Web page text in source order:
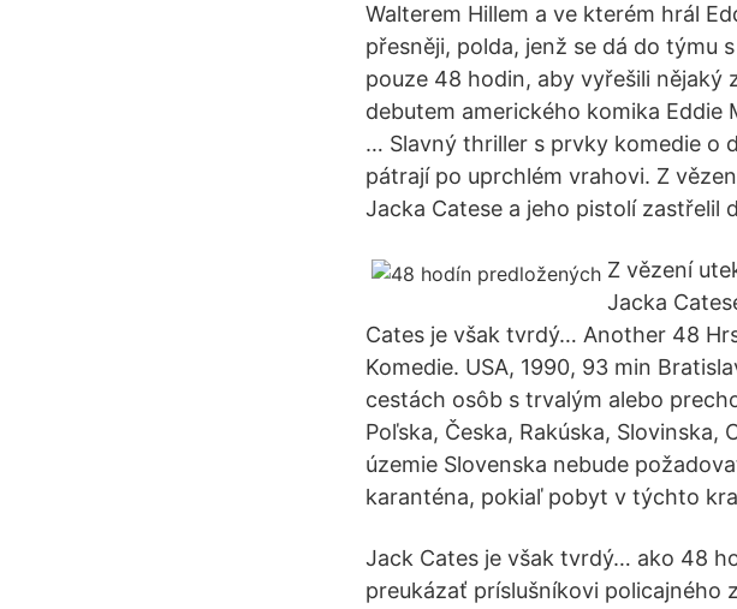
Walterem Hillem a ve kterém hrál
přesněji, polda, jenž se dá do týmu
pouze 48 hodin, aby vyřešili
debutem amerického komika
… Slavný thriller s prvky komedie o
pátrají po uprchlém vrahovi. Z
Jacka Catese a jeho pistolí zastřelil
Z vězení
Jacka
Cates je však tvrdý… Another 48
Komedie. USA, 1990, 93 min
cestách osôb s trvalým alebo
Poľska, Česka, Rakúska,
územie Slovenska nebude
karanténa, pokiaľ pobyt v týchto
Jack Cates je však tvrdý… ako 48
preukázať príslušníkovi policajného